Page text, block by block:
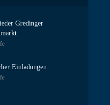
Gredinger
Einladungen